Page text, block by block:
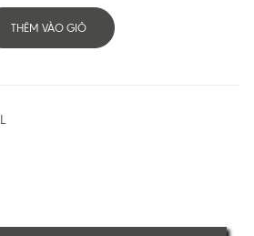
THÊM VÀO GIỎ